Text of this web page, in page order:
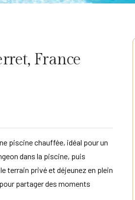
France
piscine chauffée, idéal pour un
dans la piscine, puis
terrain privé et déjeunez en plein
partager des moments